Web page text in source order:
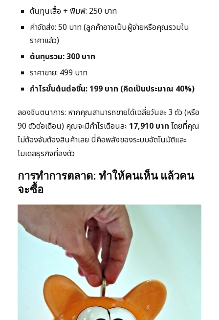
ต้นทุนเสื้อ + พิมพ์: 250 บาท
ค่าจัดส่ง: 50 บาท (ลูกค้าอาจเป็นผู้จ่ายหรือคุณรวมใน
ราคาแล้ว)
ต้นทุนรวม: 300 บาท
ราคาขาย: 499 บาท
กำไรขั้นต้นต่อชิ้น: 199 บาท (คิดเป็นประมาณ 40%)
ลองจินตนาการ: หากคุณสามารถขายได้เฉลี่ยวันละ 3 ตัว (หรือ
90 ตัวต่อเดือน) คุณจะมีกำไรเดือนละ17,910 บาท โดยที่คุณ
ไม่ต้องจับต้องสินค้าเลย นี่คือพลังของระบบอัตโนมัติและ
โมเดลธุรกิจที่ลงตัว
การทำการตลาด: ทำให้คนเห็น แล้วคน
จะซื้อ